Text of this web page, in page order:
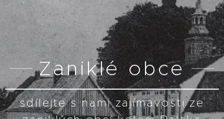
Zaniklé obce
sdílejte s námi zajímavosti ze